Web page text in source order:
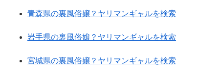
青森県の裏風俗嬢？ヤリマンギャルを検索
岩手県の裏風俗嬢？ヤリマンギャルを検索
宮城県の裏風俗嬢？ヤリマンギャルを検索